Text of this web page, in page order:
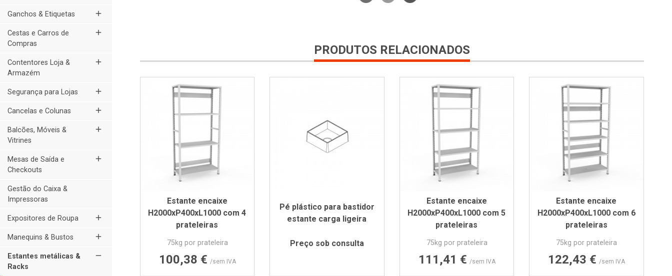
Ganchos & Etiquetas add
Cestas e Carros de
Compras
add
Contentores Loja &
Armazém
add
Segurança para Lojas add
Cancelas e Colunas add
Balcões, Móveis &
Vitrines
add
Mesas de Saída e
Checkouts
add
Gestão do Caixa &
Impressoras
Expositores de Roupa add
Manequins & Bustos add
Estantes metálicas &
Racks
remove
PRODUTOS RELACIONADOS
Estante encaixe
H2000xP400xL1000 com 4
prateleiras
75kg por prateleira
Preço
100,38 € /sem IVA
Pé plástico para bastidor
estante carga ligeira
Preço sob consulta
Estante encaixe
H2000xP400xL1000 com 5
prateleiras
75kg por prateleira
Preço
111,41 € /sem IVA
Estante encaixe
H2000xP400xL1000 com 6
prateleiras
75kg por prateleira
Preço
122,43 € /sem IVA